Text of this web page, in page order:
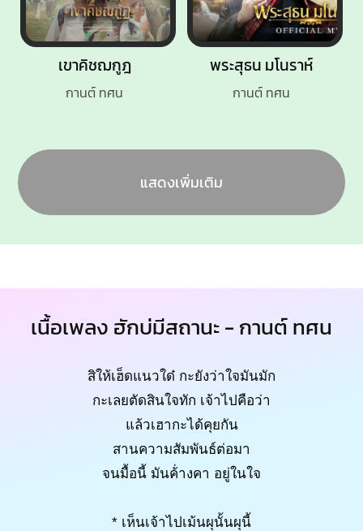
เขาคิชฌกูฎ
กานต์ ทศน
พระสุธน มโนราห์
กานต์ ทศน
แสดงเพิ่มเติม
เนื้อเพลง ฮักบ่มีสถานะ - กานต์ ทศน
สิให้เฮ็ดแนวใด๋ กะยังว่าใจมันมัก
กะเลยตัดสินใจทัก เจ้าไปคือว่า
แล้วเฮากะได้คุยกัน
สานความสัมพันธ์ต่อมา
จนมื้อนี้ มันค้่างคา อยู่ในใจ
* เห็นเจ้าไปเม้นผุนั้นผุนี้